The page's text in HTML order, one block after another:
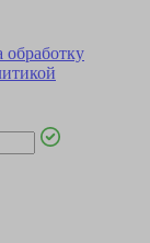
обработку